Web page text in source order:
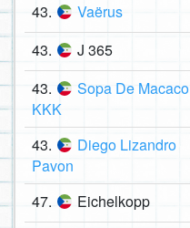
43. Vaërus
43. J 365
43.
Sopa De Macaco
KKK
43.
Diego Lizandro
Pavon
47. Eichelkopp